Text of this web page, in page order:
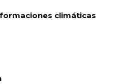
climáticas